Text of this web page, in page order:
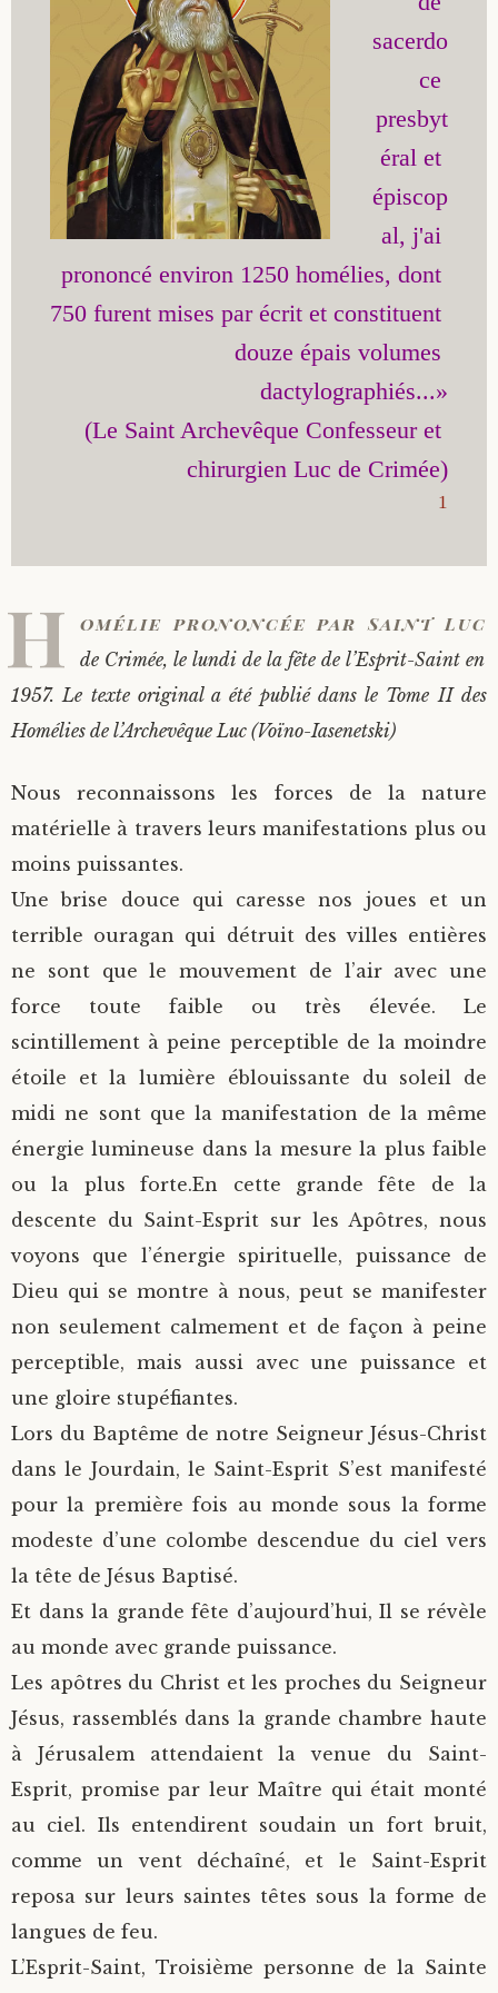
Saint Hilarion (Troïtski)
Saint Jean de Kronstadt
Saint Laurent de Tchernigov
Saint Nikon d’Optina
Saint Seraphim de Sarov
Saint Seraphim de Vyritsa
Saint Siméon (Jelnine)
Sainte Matrone de Moscou
Saint Spyridon
Métropolite Zénobe (Majouga)
Archimandrite Adrien (Kirsanov)
Archimandrite Alipi (Voronov)
Archimandrite Andronique (Loukach)
Archimandrite Athénogène (Agapov)
Higoumène Boris (Kramtsov)
Bienheureuses et Staritsas
Bienheureuse Lioubouchka
Bienheureuse Maria Ivanovna
Staritsa Anastasia
Geronda Grigorios de Dochiariou
Archimandrite Hippolyte (Khaline)
Gerondissa Makrina (Vassopoulou)
Archimandrite Nathanaël (Pospelov)
Père Héliodore
Entretiens
Famille spirituelle
Portraits
sacerdo
ce
presbyt
éral et
épiscop
al, j'ai
prononcé environ 1250 homélies, dont
750 furent mises par écrit et constituent
douze épais volumes
dactylographiés...»
(Le Saint Archevêque Confesseur et
chirurgien Luc de Crimée)
1
H omélie prononcée par Saint Luc
de Crimée, le lundi de la fête de l’Esprit-Saint en
1957. Le texte original a été publié dans le Tome II des
Homélies de l’Archevêque Luc (Voïno-Iasenetski)
Nous reconnaissons les forces de la nature
matérielle à travers leurs manifestations plus ou
moins puissantes.
Une brise douce qui caresse nos joues et un
terrible ouragan qui détruit des villes entières
ne sont que le mouvement de l’air avec une
force toute faible ou très élevée. Le
scintillement à peine perceptible de la moindre
étoile et la lumière éblouissante du soleil de
midi ne sont que la manifestation de la même
énergie lumineuse dans la mesure la plus faible
ou la plus forte.En cette grande fête de la
descente du Saint-Esprit sur les Apôtres, nous
voyons que l’énergie spirituelle, puissance de
Dieu qui se montre à nous, peut se manifester
non seulement calmement et de façon à peine
perceptible, mais aussi avec une puissance et
une gloire stupéfiantes.
Lors du Baptême de notre Seigneur Jésus-Christ
dans le Jourdain, le Saint-Esprit S’est manifesté
pour la première fois au monde sous la forme
modeste d’une colombe descendue du ciel vers
la tête de Jésus Baptisé.
Et dans la grande fête d’aujourd’hui, Il se révèle
au monde avec grande puissance.
Les apôtres du Christ et les proches du Seigneur
Jésus, rassemblés dans la grande chambre haute
à Jérusalem attendaient la venue du Saint-
Esprit, promise par leur Maître qui était monté
au ciel. Ils entendirent soudain un fort bruit,
comme un vent déchaîné, et le Saint-Esprit
reposa sur leurs saintes têtes sous la forme de
langues de feu.
L’Esprit-Saint, Troisième personne de la Sainte